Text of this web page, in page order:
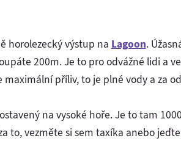
horolezecký výstup na Lagoon.
200m. Je to pro odvážné lidi a
příliv, to je plné vody a za
na vysoké hoře. Je to tam
to, vezměte si sem taxíka anebo